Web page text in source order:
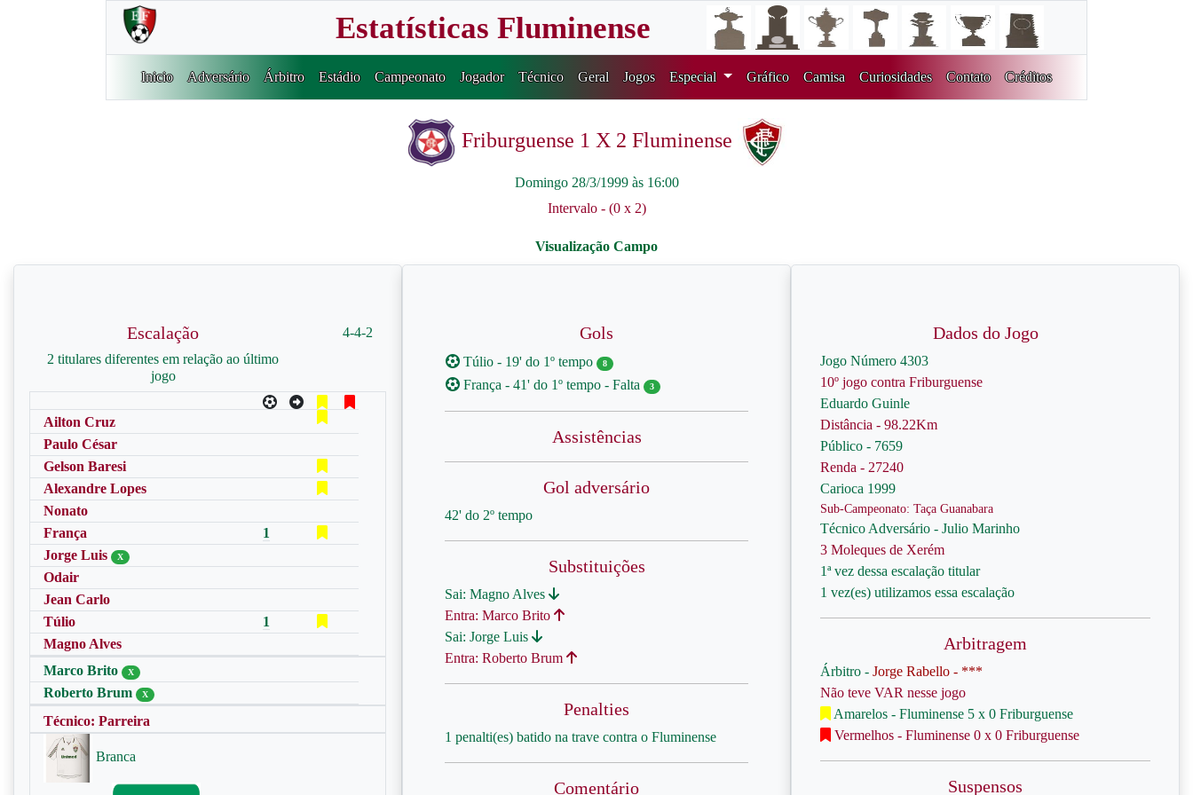
Estatísticas Fluminense
Inicio Adversário Árbitro Estádio Campeonato Jogador Técnico Geral Jogos Especial Gráfico Camisa Curiosidades Contato Créditos
Friburguense 1 X 2 Fluminense
Domingo 28/3/1999 às 16:00
Intervalo - (0 x 2)
Escalação
2 titulares diferentes em relação ao último
jogo
4-4-2
Ailton Cruz
Paulo César
Gelson Baresi
Alexandre Lopes
Nonato
França
1
Jorge Luis
X
Odair
Jean Carlo
Túlio
1
Magno Alves
Marco Brito
X
Roberto Brum X
Técnico: Parreira
Branca
Gols
Túlio - 19' do 1º tempo 8
França - 41' do 1º tempo - Falta 3
Assistências
Gol adversário
42' do 2º tempo
Substituições
Sai: Magno Alves
Entra: Marco Brito
Sai: Jorge Luis
Entra: Roberto Brum
Penalties
1 penalti(es) batido na trave contra o Fluminense
Comentário
Dados do Jogo
Jogo Número 4303
10º jogo contra Friburguense
Eduardo Guinle
Distância - 98.22Km
Público - 7659
Renda - 27240
Carioca 1999
Sub-Campeonato: Taça Guanabara
Técnico Adversário - Julio Marinho
3 Moleques de Xerém
1ª vez dessa escalação titular
1 vez(es) utilizamos essa escalação
Arbitragem
Árbitro - Jorge Rabello - ***
Não teve VAR nesse jogo
Amarelos - Fluminense 5 x 0 Friburguense
Vermelhos - Fluminense 0 x 0 Friburguense
Suspensos